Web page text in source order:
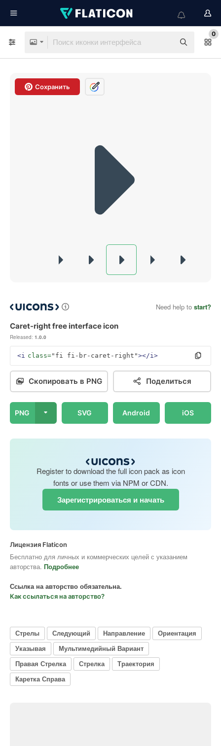
0
Сохранить
Need help to start?
Caret-right free interface icon
Released: 1.0.0
<i class="fi fi-br-caret-right"></i>
Скопировать в PNG Поделиться
PNG SVG Android iOS
Register to download the full icon pack as icon
fonts or use them via NPM or CDN.
Зарегистрироваться и начать
Лицензия Flaticon
Бесплатно для личных и коммерческих целей с указанием
авторства. Подробнее
Ссылка на авторство обязательна.
Как ссылаться на авторство?
Стрелы Следующий Направление
Ориентация
Указывая
Мультимедийный Вариант
Правая Стрелка
Стрелка
Траектория
Каретка Справа